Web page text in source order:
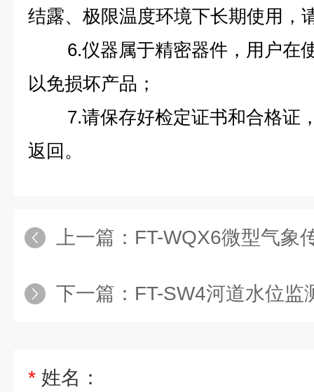
结露、极限温度环境下长期使用，
6.仪器属于精密器件，用户在
以免损坏产品；
7.请保存好检定证书和合格证
返回。
上一篇： FT-WQX6微型气象
下一篇： FT-SW4河道水位监
* 姓名：